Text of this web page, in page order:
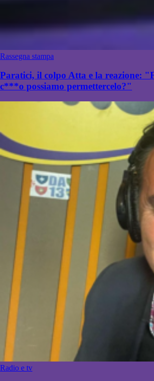
Rassegna stampa
Paratici, il colpo Atta e la reazione:
c***o possiamo permettercelo?"
Radio e tv